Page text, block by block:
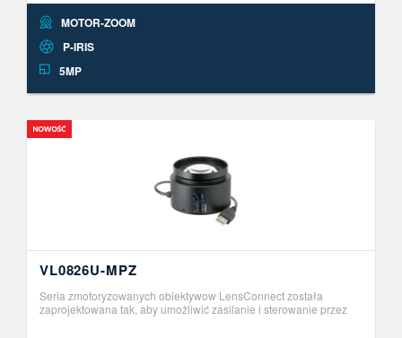
MOTOR-ZOOM
P-IRIS
5MP
VL0826U-MPZ
Seria zmotoryzowanych obiektywow LensConnect została
zaprojektowana tak, aby umożliwić zasilanie i sterowanie przez